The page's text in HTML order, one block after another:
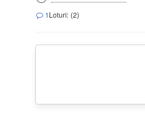
1 Loturi: (2)